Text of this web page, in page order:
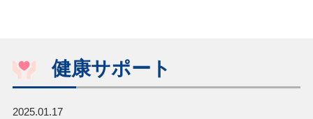
健康サポート
2025.01.17